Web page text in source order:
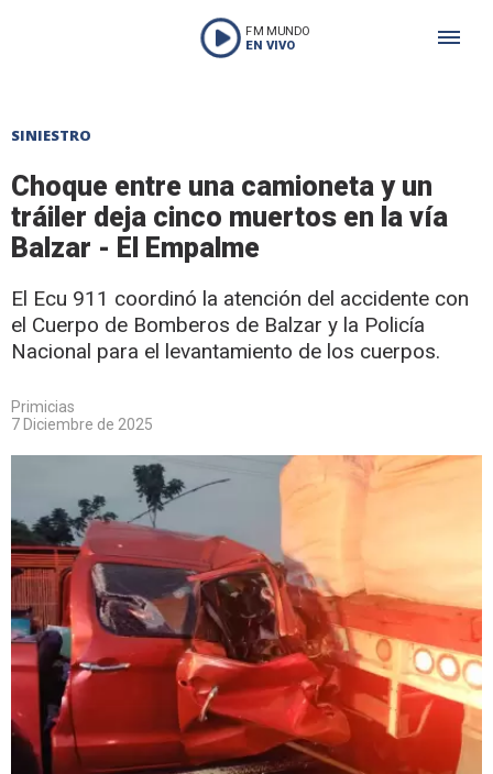
FM MUNDO
EN VIVO
SINIESTRO
Choque entre una camioneta y un
tráiler deja cinco muertos en la vía
Balzar - El Empalme
El Ecu 911 coordinó la atención del accidente con
el Cuerpo de Bomberos de Balzar y la Policía
Nacional para el levantamiento de los cuerpos.
Primicias
7 Diciembre de 2025